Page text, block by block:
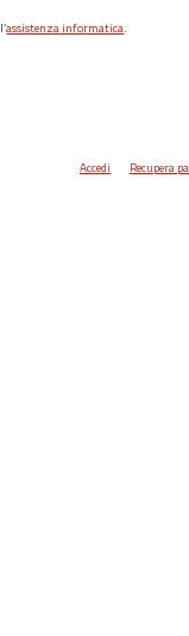
assistenza informatica.
Accedi Recupera